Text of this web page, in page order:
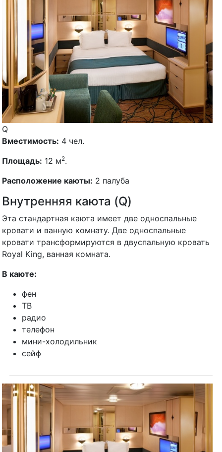
Q
Вместимость: 4 чел.
Площадь: 12 м2.
Расположение каюты: 2 палуба
Внутренняя каюта (Q)
Эта стандартная каюта имеет две односпальные
кровати и ванную комнату. Две односпальные
кровати трансформируются в двуспальную кровать
Royal King, ванная комната.
В каюте:
фен
ТВ
радио
телефон
мини-холодильник
сейф